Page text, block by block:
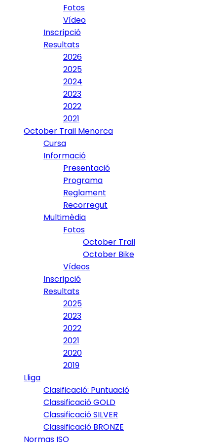
Fotos
Vídeo
Inscripció
Resultats
2026
2025
2024
2023
2022
2021
October Trail Menorca
Cursa
Informació
Presentació
Programa
Reglament
Recorregut
Multimèdia
Fotos
October Trail
October Bike
Vídeos
Inscripció
Resultats
2025
2023
2022
2021
2020
2019
Lliga
Clasificació: Puntuació
Classificació GOLD
Classificació SILVER
Classificació BRONZE
Normas ISO